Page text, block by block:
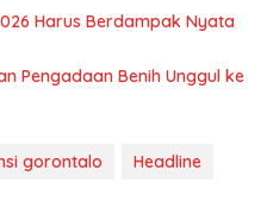
Harus Berdampak Nyata
Pengadaan Benih Unggul ke
gorontalo Headline